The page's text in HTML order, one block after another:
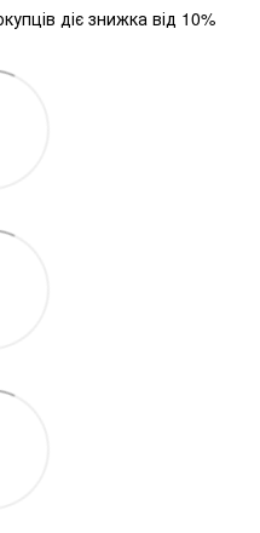
діє знижка від 10%